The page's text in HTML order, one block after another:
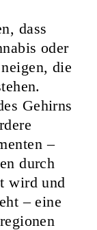
dass
oder
die
Gehirns
–
durch
wird und
– eine